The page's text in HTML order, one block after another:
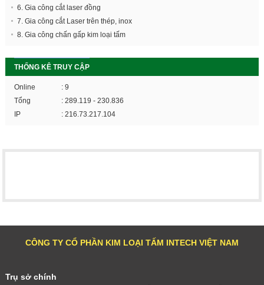
6. Gia công cắt laser đồng
7. Gia công cắt Laser trên thép, inox
8. Gia công chấn gấp kim loại tấm
THỐNG KÊ TRUY CẬP
Online
: 9
Tổng
: 289.119 - 230.836
IP
: 216.73.217.104
CÔNG TY CỔ PHẦN KIM LOẠI TẤM INTECH VIỆT NAM
Trụ sở chính